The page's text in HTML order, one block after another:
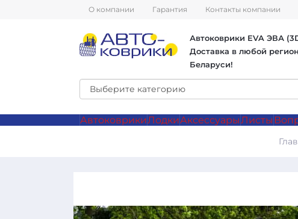
О компании Гарантия Контакты компании
Автоковрики EVA ЭВА
Доставка в любой регион
Беларуси!
АвтоковрикиЛодкиАксессуарыЛисты